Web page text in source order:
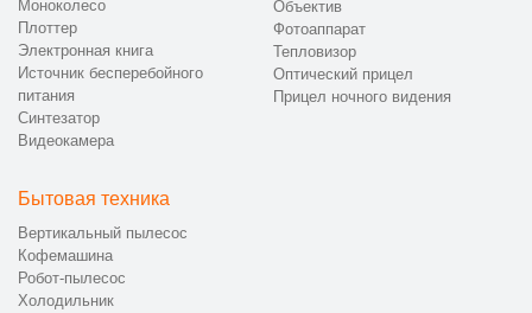
Моноколесо
Плоттер
Электронная книга
Источник бесперебойного
питания
Синтезатор
Видеокамера
Объектив
Фотоаппарат
Тепловизор
Оптический прицел
Прицел ночного видения
Бытовая техника
Вертикальный пылесос
Кофемашина
Робот-пылесос
Холодильник